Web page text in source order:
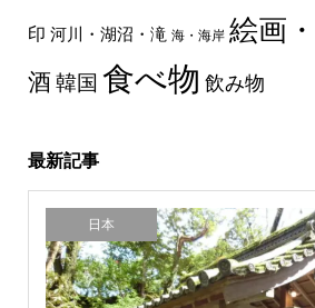
印 河川・湖沼・滝 海・海岸 絵画
酒韓国 食べ物 飲み物
最新記事
日本